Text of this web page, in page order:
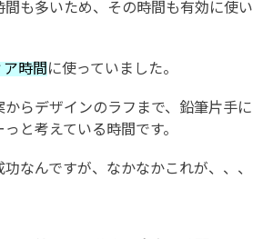
間も多いため、その時間も有効に使い
ア時間に使っていました。
からデザインのラフまで、鉛筆片手に
と考えている時間です。
なんですが、なかなかこれが、、、